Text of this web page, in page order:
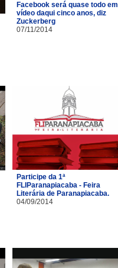
Facebook será quase todo em
vídeo daqui cinco anos, diz
Zuckerberg
07/11/2014
Participe da 1ª
FLIParanapiacaba - Feira
Literária de Paranapiacaba.
04/09/2014